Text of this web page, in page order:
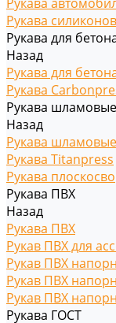
Рукава
Рукава для
Назад
Рукава для
Рукава
Рукава шламовые
Назад
Рукава шламовые
Рукава Titanpress
Рукава
Рукава ПВХ
Назад
Рукава ПВХ
Рукав ПВХ для
Рукав ПВХ
Рукав ПВХ
Рукав ПВХ
Рукава ГОСТ